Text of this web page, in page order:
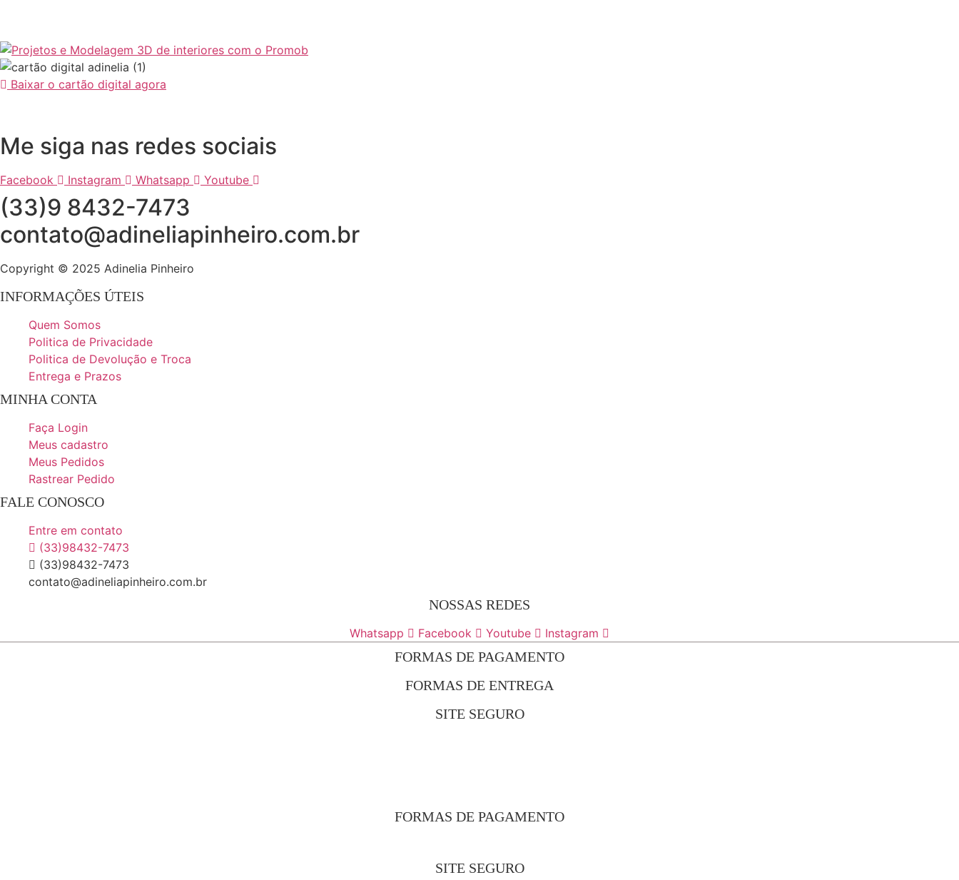
Baixar o cartão digital agora
Me siga nas redes sociais
Facebook Instagram Whatsapp Youtube
(33)9 8432-7473
contato@adineliapinheiro.com.br
Copyright © 2025 Adinelia Pinheiro
INFORMAÇÕES ÚTEIS
Quem Somos
Politica de Privacidade
Politica de Devolução e Troca
Entrega e Prazos
MINHA CONTA
Faça Login
Meus cadastro
Meus Pedidos
Rastrear Pedido
FALE CONOSCO
Entre em contato
(33)98432-7473
(33)98432-7473
contato@adineliapinheiro.com.br
NOSSAS REDES
Whatsapp Facebook Youtube Instagram
FORMAS DE PAGAMENTO
FORMAS DE ENTREGA
SITE SEGURO
FORMAS DE PAGAMENTO
SITE SEGURO